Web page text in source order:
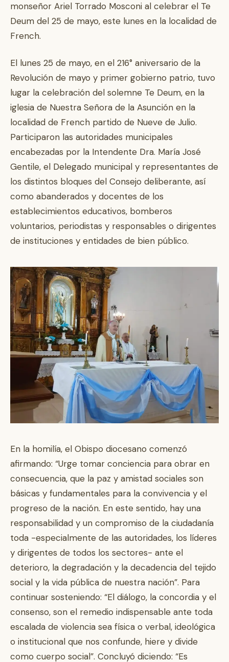
monseñor Ariel Torrado Mosconi al celebrar el Te
Deum del 25 de mayo, este lunes en la localidad de
French.
El lunes 25 de mayo, en el 216° aniversario de la
Revolución de mayo y primer gobierno patrio, tuvo
lugar la celebración del solemne Te Deum, en la
iglesia de Nuestra Señora de la Asunción en la
localidad de French partido de Nueve de Julio.
Participaron las autoridades municipales
encabezadas por la Intendente Dra. María José
Gentile, el Delegado municipal y representantes de
los distintos bloques del Consejo deliberante, así
como abanderados y docentes de los
establecimientos educativos, bomberos
voluntarios, periodistas y responsables o dirigentes
de instituciones y entidades de bien público.
En la homilía, el Obispo diocesano comenzó
afirmando: “Urge tomar conciencia para obrar en
consecuencia, que la paz y amistad sociales son
básicas y fundamentales para la convivencia y el
progreso de la nación. En este sentido, hay una
responsabilidad y un compromiso de la ciudadanía
toda -especialmente de las autoridades, los líderes
y dirigentes de todos los sectores- ante el
deterioro, la degradación y la decadencia del tejido
social y la vida pública de nuestra nación”. Para
continuar sosteniendo: “El diálogo, la concordia y el
consenso, son el remedio indispensable ante toda
escalada de violencia sea física o verbal, ideológica
o institucional que nos confunde, hiere y divide
como cuerpo social”. Concluyó diciendo: “Es